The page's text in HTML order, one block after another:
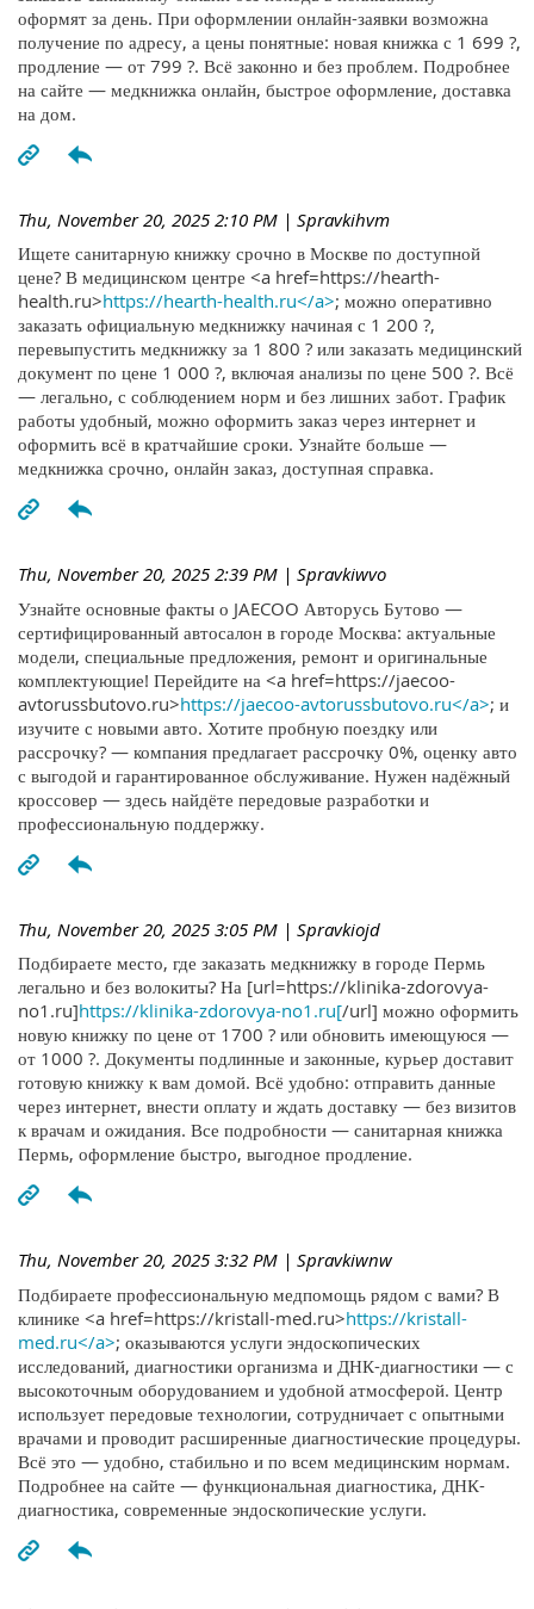
оформят за день. При оформлении онлайн-заявки возможна
получение по адресу, а цены понятные: новая книжка с 1 699 ?,
продление — от 799 ?. Всё законно и без проблем. Подробнее
на сайте — медкнижка онлайн, быстрое оформление, доставка
на дом.
Thu, November 20, 2025 2:10 PM | Spravkihvm
Ищете санитарную книжку срочно в Москве по доступной
цене? В медицинском центре <a href=https://hearth-
health.ru>https://hearth-health.ru</a>; можно оперативно
заказать официальную медкнижку начиная с 1 200 ?,
перевыпустить медкнижку за 1 800 ? или заказать медицинский
документ по цене 1 000 ?, включая анализы по цене 500 ?. Всё
— легально, с соблюдением норм и без лишних забот. График
работы удобный, можно оформить заказ через интернет и
оформить всё в кратчайшие сроки. Узнайте больше —
медкнижка срочно, онлайн заказ, доступная справка.
Thu, November 20, 2025 2:39 PM | Spravkiwvo
Узнайте основные факты о JAECOO Авторусь Бутово —
сертифицированный автосалон в городе Москва: актуальные
модели, специальные предложения, ремонт и оригинальные
комплектующие! Перейдите на <a href=https://jaecoo-
avtorussbutovo.ru>https://jaecoo-avtorussbutovo.ru</a>; и
изучите с новыми авто. Хотите пробную поездку или
рассрочку? — компания предлагает рассрочку 0%, оценку авто
с выгодой и гарантированное обслуживание. Нужен надёжный
кроссовер — здесь найдёте передовые разработки и
профессиональную поддержку.
Thu, November 20, 2025 3:05 PM | Spravkiojd
Подбираете место, где заказать медкнижку в городе Пермь
легально и без волокиты? На [url=https://klinika-zdorovya-
no1.ru]https://klinika-zdorovya-no1.ru[/url] можно оформить
новую книжку по цене от 1700 ? или обновить имеющуюся —
от 1000 ?. Документы подлинные и законные, курьер доставит
готовую книжку к вам домой. Всё удобно: отправить данные
через интернет, внести оплату и ждать доставку — без визитов
к врачам и ожидания. Все подробности — санитарная книжка
Пермь, оформление быстро, выгодное продление.
Thu, November 20, 2025 3:32 PM | Spravkiwnw
Подбираете профессиональную медпомощь рядом с вами? В
клинике <a href=https://kristall-med.ru>https://kristall-
med.ru</a>; оказываются услуги эндоскопических
исследований, диагностики организма и ДНК-диагностики — с
высокоточным оборудованием и удобной атмосферой. Центр
использует передовые технологии, сотрудничает с опытными
врачами и проводит расширенные диагностические процедуры.
Всё это — удобно, стабильно и по всем медицинским нормам.
Подробнее на сайте — функциональная диагностика, ДНК-
диагностика, современные эндоскопические услуги.